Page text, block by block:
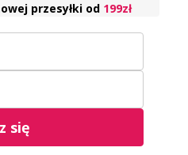
przesyłki od 199zł
się